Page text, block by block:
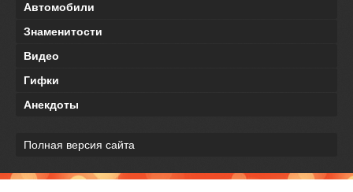
Автомобили
Знаменитости
Видео
Гифки
Анекдоты
Полная версия сайта